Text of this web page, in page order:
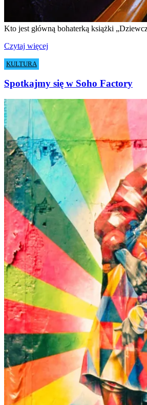
Kto jest główną bohaterką książki
Czytaj więcej
KULTURA
Spotkajmy się w Soho Factory